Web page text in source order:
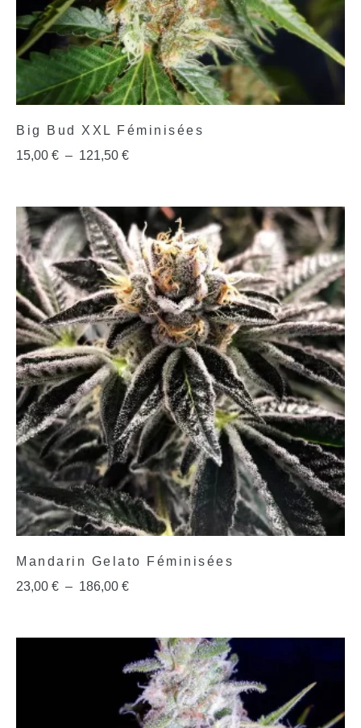
Big Bud XXL Féminisées
15,00 € – 121,50 €
Mandarin Gelato Féminisées
23,00 € – 186,00 €